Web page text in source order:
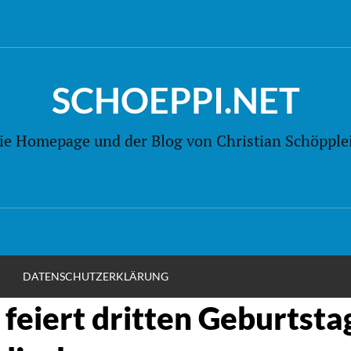
SCHOEPPI.NET
Homepage und der Blog von Christian
DATENSCHUTZERKLÄRUNG
feiert dritten